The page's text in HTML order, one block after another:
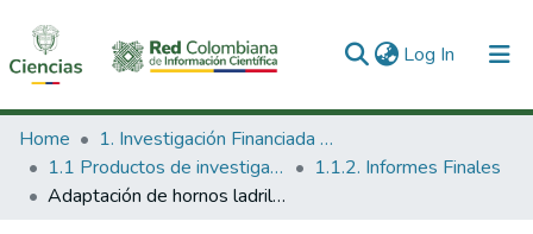
Log In (current)
Communities & Collections
All of DSpace
Home
1. Investigación Financiada con Recursos Públicos
1.1 Productos de investigación
1.1.2. Informes Finales
Adaptación de hornos ladrilleros de tipo continuo como incineradores de residuos sólidos de origen doméstico y evaluación de su viabilidad técnica, económica y ambiental :